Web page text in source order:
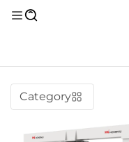
Category